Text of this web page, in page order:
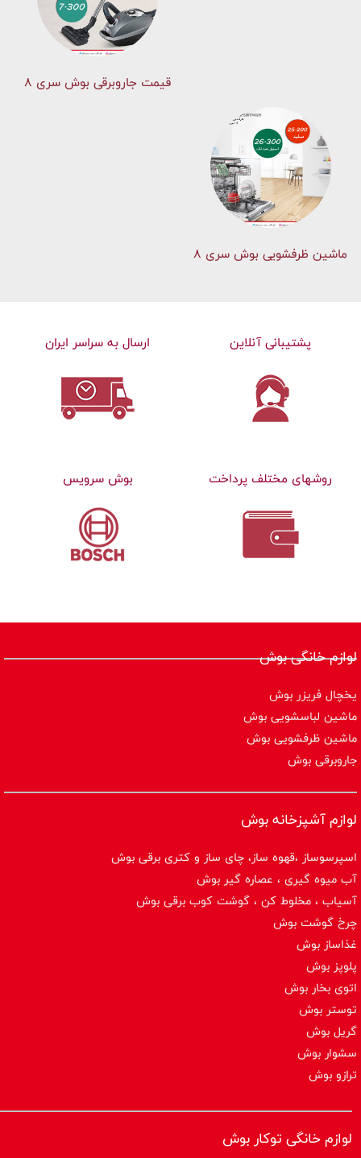
قیمت جاروبرقی بوش سری ۸
ماشین ظرفشویی بوش سری 8
پشتیبانی آنلاین ارسال به سراسر ایران
روشهای مختلف پرداخت بوش سرویس
لوازم خانگی بوش
یخچال فریزر بوش
ماشین لباسشویی بوش
ماشین ظرفشویی بوش
جاروبرقی بوش
لوازم آشپزخانه بوش
اسپرسوساز ،قهوه ساز، چای ساز و کتری برقی بوش
آب میوه گیری ، عصاره گیر بوش
آسیاب ، مخلوط کن ، گوشت کوب برقی بوش
چرخ گوشت بوش
غذاساز بوش
پلوپز بوش
اتوی بخار بوش
توستر بوش
گریل بوش
سشوار بوش
ترازو بوش
لوازم خانگی توکار بوش